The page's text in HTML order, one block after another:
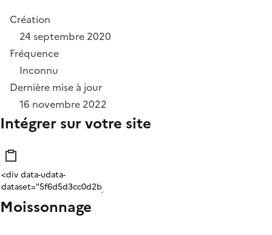
Création
24 septembre 2020
Fréquence
Inconnu
Dernière mise à jour
16 novembre 2022
Intégrer sur votre site
Moissonnage